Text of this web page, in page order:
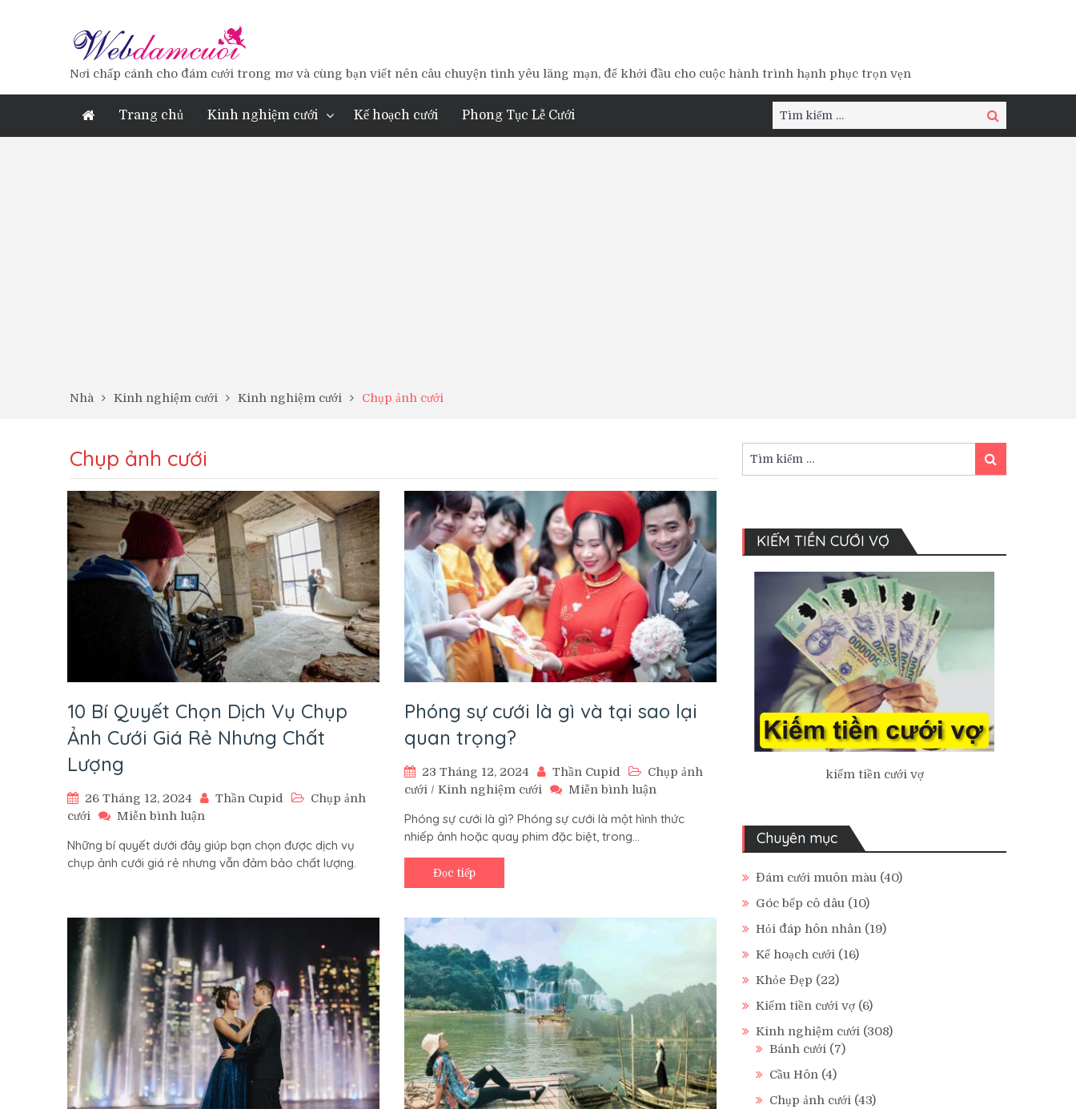
Nơi chấp cánh cho đám cưới trong mơ và cùng bạn viết nên câu chuyện tình yêu lãng mạn, để khởi đầu cho cuộc hành trình hạnh phục trọn vẹn
Trang chủ Kinh nghiệm cưới Kế hoạch cưới Phong Tục Lễ Cưới
Tìm
kiếm:
Tìm
kiếm
Nhà Kinh nghiệm cưới Kinh nghiệm cưới Chụp ảnh cưới
Chụp ảnh cưới
10 Bí Quyết Chọn Dịch Vụ Chụp
Ảnh Cưới Giá Rẻ Nhưng Chất
Lượng
26 Tháng 12, 2024 Thần Cupid
Chụp ảnh
cưới
Miễn bình luận
Bí
Quyết
Vụ
Ảnh
Cưới
Giá
Rẻ
Nhưng
Chất
Lượng
Những bí quyết dưới đây giúp bạn chọn được dịch vụ
chụp ảnh cưới giá rẻ nhưng vẫn đảm bảo chất lượng.
Phóng sự cưới là gì và tại sao lại
quan trọng?
23 Tháng 12, 2024 Thần Cupid
Chụp ảnh
cưới / Kinh nghiệm cưới Miễn bình luận
sự
sao
quan
Phóng sự cưới là gì? Phóng sự cưới là một hình thức
nhiếp ảnh hoặc quay phim đặc biệt, trong…
Đọc tiếp
kiếm:
Tìm
kiếm
KIẾM TIỀN CƯỚI VỢ
kiếm tiền cưới vợ
Chuyên mục
Đám cưới muôn màu (40)
Góc bếp cô dâu (10)
Hỏi đáp hôn nhân (19)
Kế hoạch cưới (16)
Khỏe Đẹp (22)
Kiếm tiền cưới vợ (6)
Kinh nghiệm cưới (308)
Bánh cưới (7)
Cầu Hôn (4)
Chụp ảnh cưới (43)